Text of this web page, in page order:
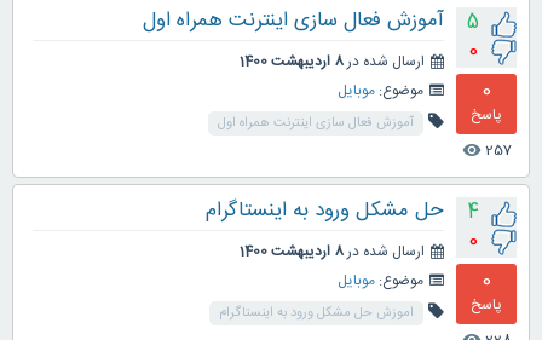
5
0
0
پاسخ
257
visibility
آموزش فعال سازی اینترنت همراه اول
ارسال شده در8 اردیبهشت 1400
موضوع: موبایل
آموزش فعال سازی اینترنت همراه اول
4
0
0
پاسخ
حل مشکل ورود به اینستاگرام
ارسال شده در8 اردیبهشت 1400
موضوع: موبایل
اموزش حل مشکل ورود به اینستاگرام